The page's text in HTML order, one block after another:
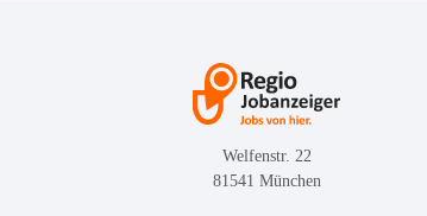
Welfenstr. 22
81541 München